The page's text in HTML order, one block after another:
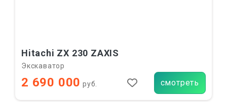
Hitachi ZX 230 ZAXIS
Экскаватор
2 690 000 руб. смотреть